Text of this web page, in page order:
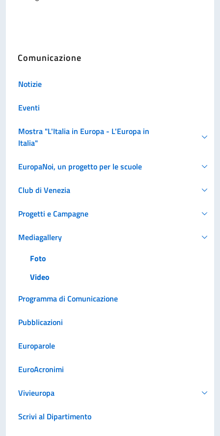
Comunicazione
Notizie
Eventi
Mostra "L'Italia in Europa - L'Europa in
Italia"
EuropaNoi, un progetto per le scuole
Club di Venezia
Progetti e Campagne
Mediagallery
Foto
Video
Programma di Comunicazione
Pubblicazioni
Europarole
EuroAcronimi
Vivieuropa
Scrivi al Dipartimento